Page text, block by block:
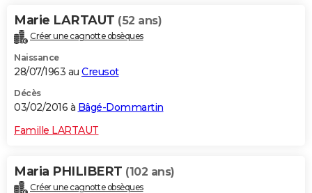
Marie LARTAUT (52 ans)
Créer une cagnotte obsèques
Naissance
28/07/1963 au Creusot
Décès
03/02/2016 à Bâgé-Dommartin
Famille LARTAUT
Maria PHILIBERT (102 ans)
Créer une cagnotte obsèques